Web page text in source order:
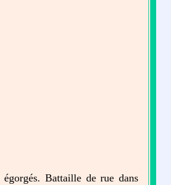
Battaille de rue dans